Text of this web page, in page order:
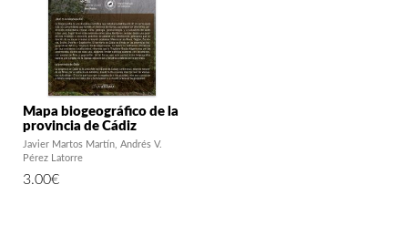
Mapa biogeográfico de la
provincia de Cádiz
Javier Martos Martín Andrés V.
Pérez Latorre
3.00€